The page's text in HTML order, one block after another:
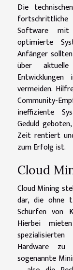
Die
Software mit
optimierte
Anfänger
über
vermeiden.
Community-
ineffiziente
Geduld
Zeit rentiert
zum Erfolg ist.
Cloud
Cloud Mining
dar, die ohne
Schürfen von
Hierbei
Hardware
sogenannte